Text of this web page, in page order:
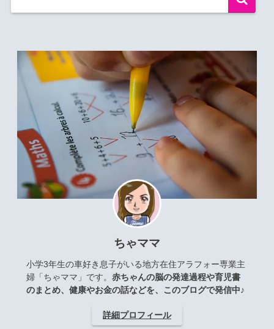
ちゃママ
小学3年生の車好き息子がいる地方在住アラフォー専業主
婦「ちゃママ」です。 赤ちゃんの脳の発達過程や育児書
のまとめ、健康やお金の話などを、このブログで発信中♪
詳細プロフィール